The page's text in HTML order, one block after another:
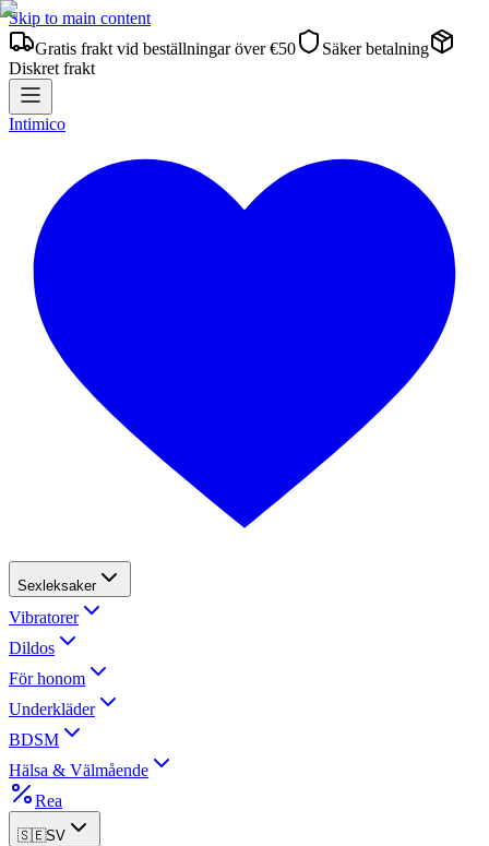
Skip to main content
Gratis frakt vid beställningar över €50
Säker betalning
Diskret frakt
Intimico
Sexleksaker
Vibratorer
Dildos
För honom
Underkläder
BDSM
Hälsa & Välmående
Rea
🇸🇪SV